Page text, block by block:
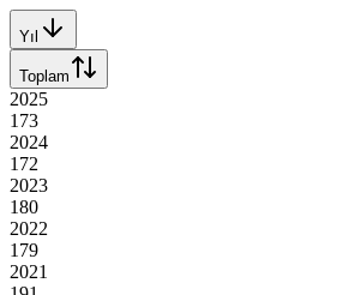
Yıl
Toplam
2025
173
2024
172
2023
180
2022
179
2021